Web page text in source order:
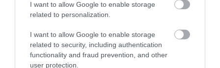
I want to allow Google to enable storage
related to personalization.
I want to allow Google to enable storage
related to security, including authentication
functionality and fraud prevention, and other
user protection.
Legfrissebb híreink